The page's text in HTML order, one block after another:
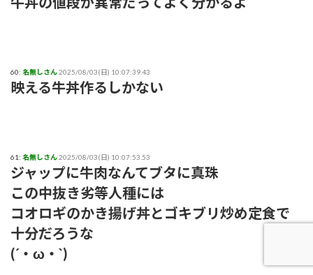
60: 名無しさん2025/08/03(日) 10:07:39.43
映える牛丼作るしかない
61: 名無しさん2025/08/03(日) 10:07:53.53
ジャップに牛肉なんてブタに真珠
この中抜き劣等人種には
コオロギのかき揚げ丼とゴキブリ炒め定食で
十分だろうな
(´・ω・`)